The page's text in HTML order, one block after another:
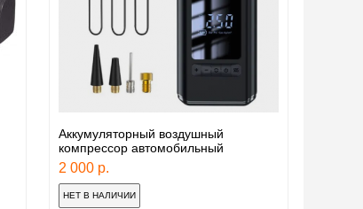
Аккумуляторный воздушный
компрессор автомобильный
2 000 р.